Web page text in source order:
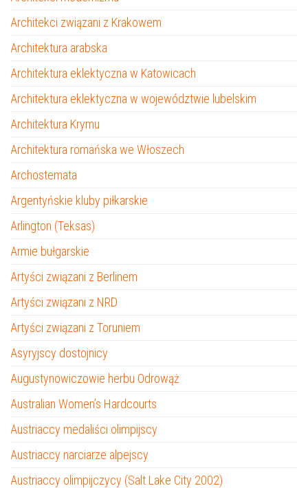
Architekci związani z Krakowem
Architektura arabska
Architektura eklektyczna w Katowicach
Architektura eklektyczna w województwie lubelskim
Architektura Krymu
Architektura romańska we Włoszech
Archostemata
Argentyńskie kluby piłkarskie
Arlington (Teksas)
Armie bułgarskie
Artyści związani z Berlinem
Artyści związani z NRD
Artyści związani z Toruniem
Asyryjscy dostojnicy
Augustynowiczowie herbu Odrowąż
Australian Women’s Hardcourts
Austriaccy medaliści olimpijscy
Austriaccy narciarze alpejscy
Austriaccy olimpijczycy (Salt Lake City 2002)